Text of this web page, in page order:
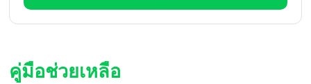
คู่มือช่วยเหลือ